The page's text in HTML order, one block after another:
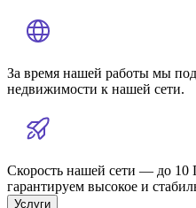
За время нашей работы мы
недвижимости к нашей сети.
Скорость нашей сети — до 10
гарантируем высокое и
Услуги